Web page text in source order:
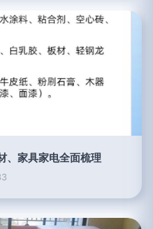
、家具家电全面梳理